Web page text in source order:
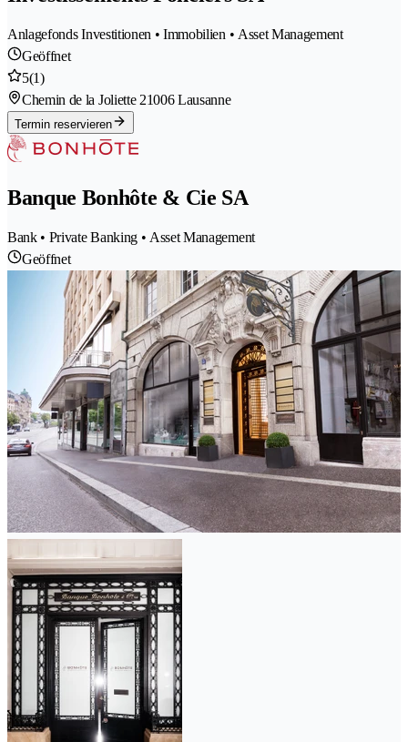
Anlagefonds Investitionen • Immobilien • Asset Management
Geöffnet
5(1)
Chemin de la Joliette 21006 Lausanne
Termin reservieren
Banque Bonhôte & Cie SA
Bank • Private Banking • Asset Management
Geöffnet